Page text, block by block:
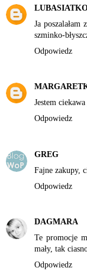
Ja
szminko-
Odpowiedz
Jestem
Odpowiedz
GREG
Fajne zakupy,
Odpowiedz
DAGMARA
Te promocje
mały, tak
Odpowiedz